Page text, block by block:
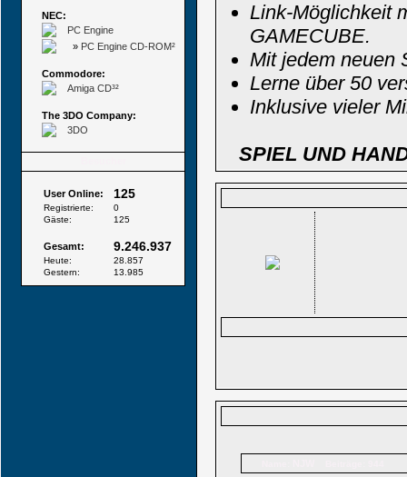
NEC:
PC Engine
» PC Engine CD-ROM²
Commodore:
Amiga CD³²
The 3DO Company:
3DO
User Online: 125
Registrierte:
0
Gäste:
125
Gesamt: 9.246.937
Heute:
28.857
Gestern:
13.985
Link-Möglichkeit
GAMECUBE.
Mit jedem neuen
Lerne über 50
Inklusive vieler
SPIEL UND